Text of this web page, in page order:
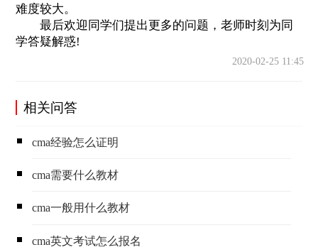
难度较大。
最后欢迎同学们提出更多的问题，老师时刻为同
学答疑解惑!
2020-02-25 11:45
相关问答
cma经验怎么证明
cma需要什么教材
cma一般用什么教材
cma英文考试怎么报名